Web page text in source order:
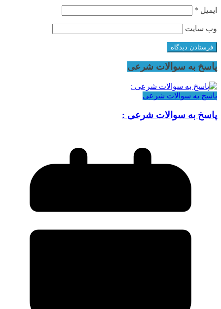
ایمیل *
وب‌ سایت
پاسخ به سوالات شرعی
پاسخ به سوالات شرعی
پاسخ به سوالات شرعی :